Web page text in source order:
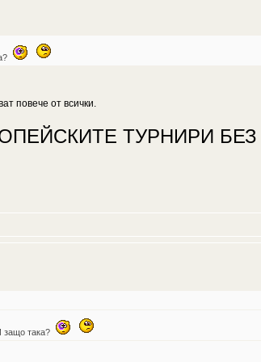
повече от всички.
ТУРНИРИ
защо така?